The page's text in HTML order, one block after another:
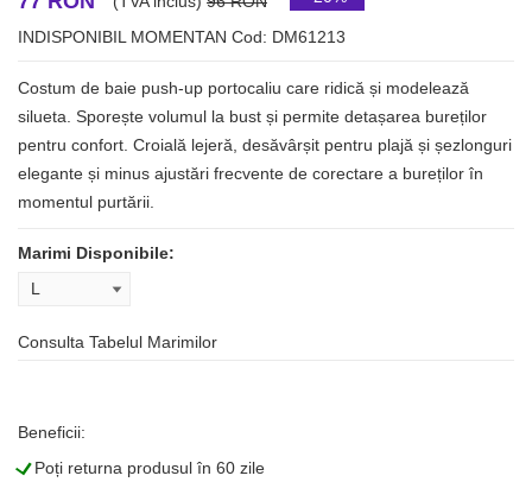
INDISPONIBIL MOMENTAN Cod: DM61213
Costum de baie push-up portocaliu care ridică și modelează
silueta. Sporește volumul la bust și permite detașarea bureților
pentru confort. Croială lejeră, desăvârșit pentru plajă și șezlonguri
elegante și minus ajustări frecvente de corectare a bureților în
momentul purtării.
Marimi Disponibile:
Consulta Tabelul Marimilor
Beneficii:
LPoți returna produsul în 60 zile